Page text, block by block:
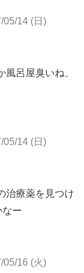
05/14 (日)
呂屋臭いね、
05/14 (日)
治療薬を見つけ
ー
05/16 (火)